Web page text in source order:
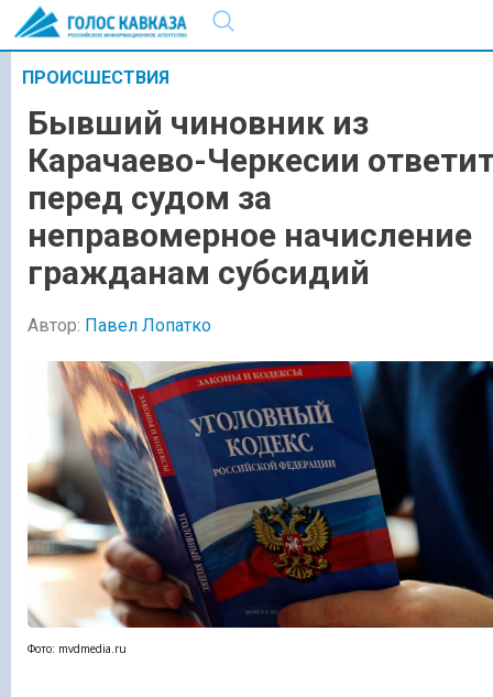
ПРОИСШЕСТВИЯ
Бывший чиновник из
Карачаево-Черкесии
перед судом за
неправомерное начисление
гражданам субсидий
Автор: Павел Лопатко
Фото: mvdmedia.ru